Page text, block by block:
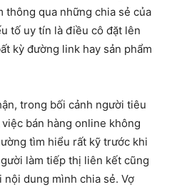
thông qua những chia sẻ của
tố uy tín là điều cô đặt lên
kỳ đường link hay sản phẩm
trong bối cảnh người tiêu
bán hàng online không
tìm hiểu rất kỹ trước khi
làm tiếp thị liên kết cũng
dung mình chia sẻ. Vợ